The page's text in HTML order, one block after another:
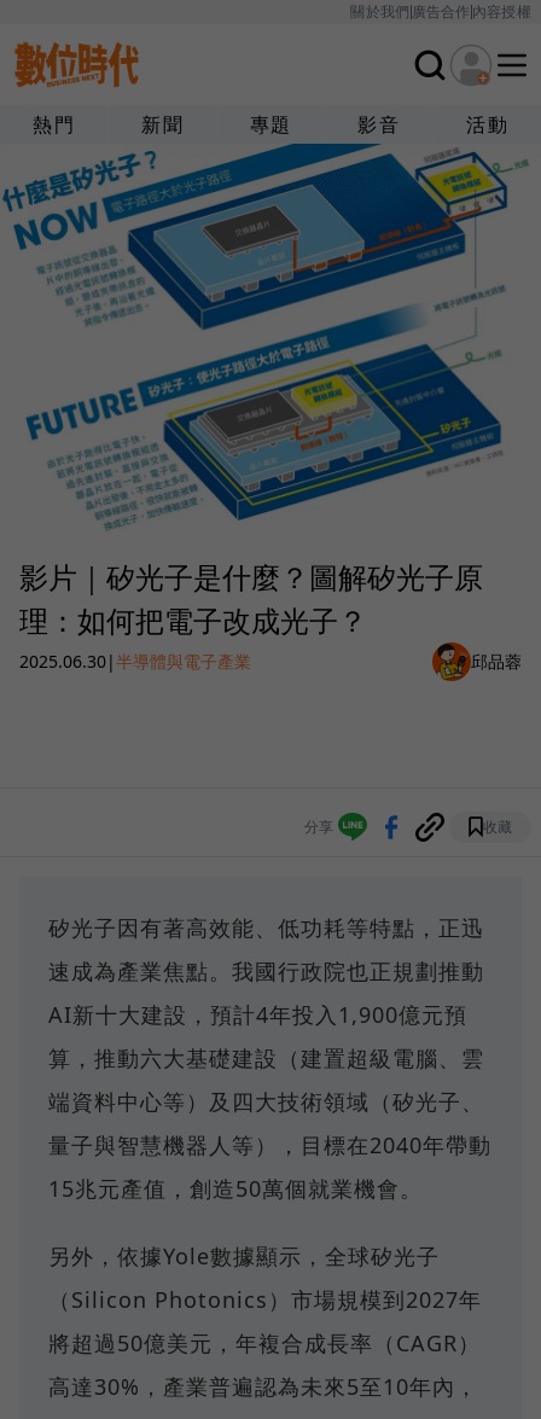
關於我們廣告合作內容授權
熱門 新聞 專題 影音 活動
影片｜矽光子是什麼？圖解矽光子原
理：如何把電子改成光子？
2025.06.30|半導體與電子產業 邱品蓉
分享 收藏
矽光子因有著高效能、低功耗等特點，正迅
速成為產業焦點。我國行政院也正規劃推動
AI新十大建設，預計4年投入1,900億元預
算，推動六大基礎建設（建置超級電腦、雲
端資料中心等）及四大技術領域（矽光子、
量子與智慧機器人等），目標在2040年帶動
15兆元產值，創造50萬個就業機會。
另外，依據Yole數據顯示，全球矽光子
（Silicon Photonics）市場規模到2027年
將超過50億美元，年複合成長率（CAGR）
高達30%，產業普遍認為未來5至10年內，